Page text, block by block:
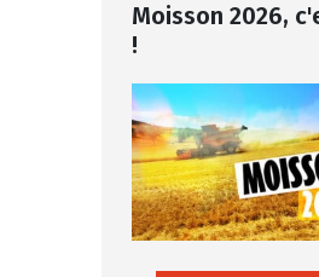
Moisson 2026,
!